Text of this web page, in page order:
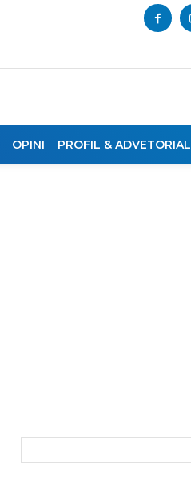
OPINI PROFIL & ADVETORIAL